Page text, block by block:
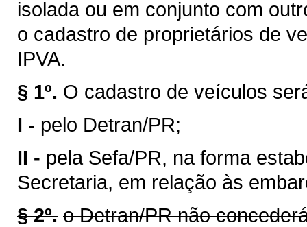
isolada ou em conjunto com
o cadastro de proprietários de
IPVA.
§ 1º. O cadastro de veículos
I - pelo Detran/PR;
II - pela Sefa/PR, na forma
Secretaria, em relação às
§ 2º. o Detran/PR não